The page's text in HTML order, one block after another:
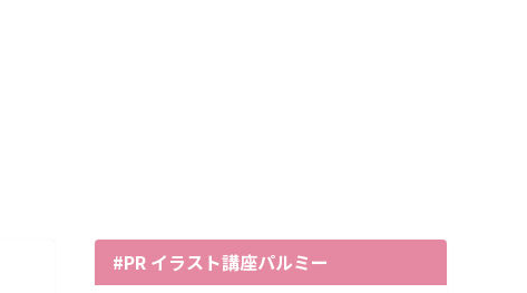
#PR イラスト講座パルミー